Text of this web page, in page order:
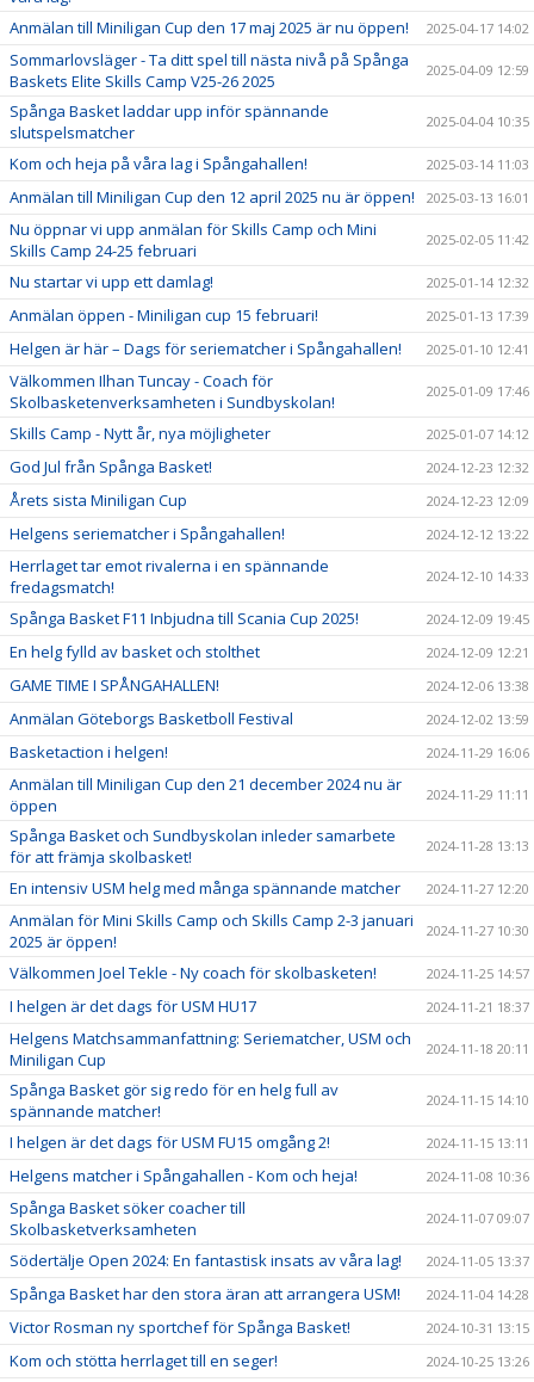
Anmälan till Miniligan Cup den 17 maj 2025 är nu öppen!
2025-04-17 14:02
Sommarlovsläger - Ta ditt spel till nästa nivå på Spånga
Baskets Elite Skills Camp V25-26 2025
2025-04-09 12:59
Spånga Basket laddar upp inför spännande
slutspelsmatcher
2025-04-04 10:35
Kom och heja på våra lag i Spångahallen! 2025-03-14 11:03
Anmälan till Miniligan Cup den 12 april 2025 nu är öppen! 2025-03-13 16:01
Nu öppnar vi upp anmälan för Skills Camp och Mini
Skills Camp 24-25 februari
2025-02-05 11:42
Nu startar vi upp ett damlag! 2025-01-14 12:32
Anmälan öppen - Miniligan cup 15 februari! 2025-01-13 17:39
Helgen är här – Dags för seriematcher i Spångahallen! 2025-01-10 12:41
Välkommen Ilhan Tuncay - Coach för
Skolbasketenverksamheten i Sundbyskolan!
2025-01-09 17:46
Skills Camp - Nytt år, nya möjligheter 2025-01-07 14:12
God Jul från Spånga Basket! 2024-12-23 12:32
Årets sista Miniligan Cup 2024-12-23 12:09
Helgens seriematcher i Spångahallen! 2024-12-12 13:22
Herrlaget tar emot rivalerna i en spännande
fredagsmatch!
2024-12-10 14:33
Spånga Basket F11 Inbjudna till Scania Cup 2025! 2024-12-09 19:45
En helg fylld av basket och stolthet 2024-12-09 12:21
GAME TIME I SPÅNGAHALLEN! 2024-12-06 13:38
Anmälan Göteborgs Basketboll Festival 2024-12-02 13:59
Basketaction i helgen! 2024-11-29 16:06
Anmälan till Miniligan Cup den 21 december 2024 nu är
öppen
2024-11-29 11:11
Spånga Basket och Sundbyskolan inleder samarbete
för att främja skolbasket!
2024-11-28 13:13
En intensiv USM helg med många spännande matcher 2024-11-27 12:20
Anmälan för Mini Skills Camp och Skills Camp 2-3 januari
2025 är öppen!
2024-11-27 10:30
Välkommen Joel Tekle - Ny coach för skolbasketen! 2024-11-25 14:57
I helgen är det dags för USM HU17 2024-11-21 18:37
Helgens Matchsammanfattning: Seriematcher, USM och
Miniligan Cup
2024-11-18 20:11
Spånga Basket gör sig redo för en helg full av
spännande matcher!
2024-11-15 14:10
I helgen är det dags för USM FU15 omgång 2! 2024-11-15 13:11
Helgens matcher i Spångahallen - Kom och heja! 2024-11-08 10:36
Spånga Basket söker coacher till
Skolbasketverksamheten
2024-11-07 09:07
Södertälje Open 2024: En fantastisk insats av våra lag! 2024-11-05 13:37
Spånga Basket har den stora äran att arrangera USM! 2024-11-04 14:28
Victor Rosman ny sportchef för Spånga Basket! 2024-10-31 13:15
Kom och stötta herrlaget till en seger! 2024-10-25 13:26